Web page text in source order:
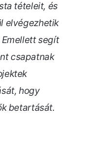
tételeit, és
elvégezhetik
segít
csapatnak
hogy
betartását.